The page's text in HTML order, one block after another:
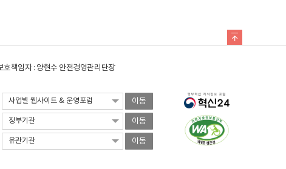
호책임자 : 양현수 안전경영관리단장
이동
이동
이동